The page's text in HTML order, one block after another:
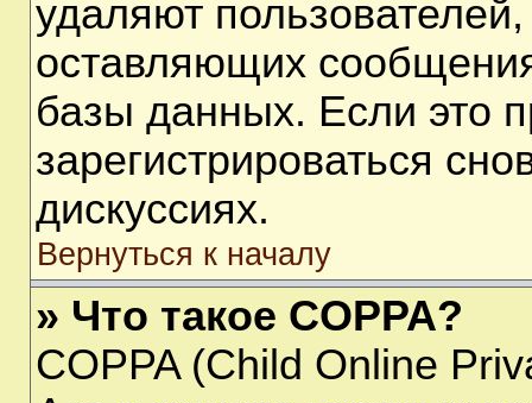
удаляют
оставляющих
базы данных. Если это
зарегистрироваться
дискуссиях.
Вернуться к началу
» Что такое COPPA?
COPPA (Child Online